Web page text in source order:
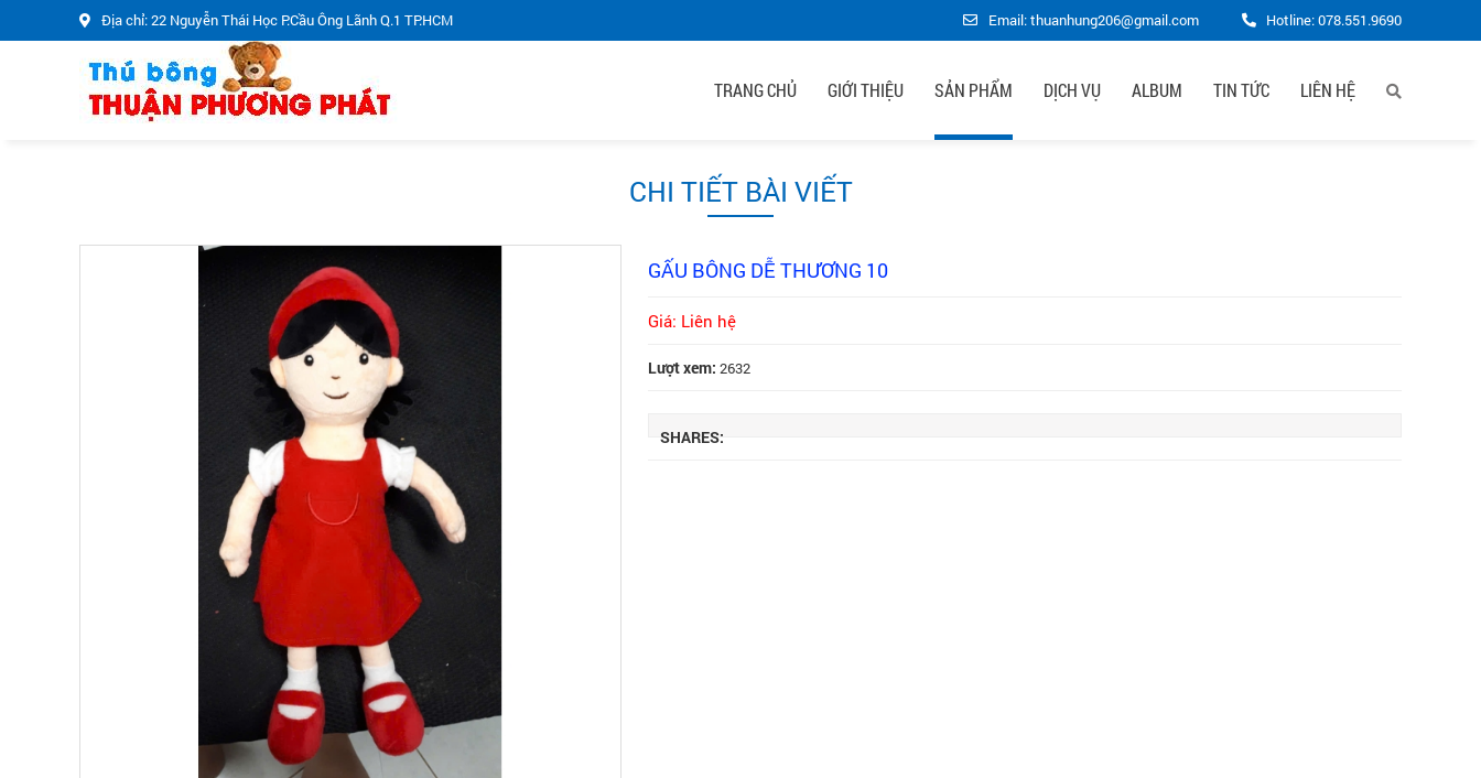
Địa chỉ: 22 Nguyễn Thái Học P.Cầu Ông Lãnh Q.1 TP.HCM Email: thuanhung206@gmail.com Hotline:078.551.9690
TRANG CHỦ GIỚI THIỆU SẢN PHẨM DỊCH VỤ ALBUM TIN TỨC LIÊN HỆ
CHI TIẾT BÀI VIẾT
GẤU BÔNG DỄ THƯƠNG 10
Giá: Liên hệ
Lượt xem: 2632
SHARES: